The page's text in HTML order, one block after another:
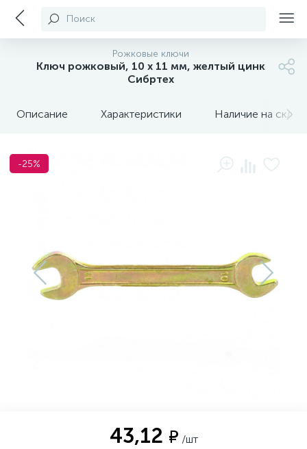
Поиск
Рожковые ключи
Ключ рожковый, 10 х 11 мм, желтый цинк
Сибртех
Описание Характеристики Наличие на
-25%
43,12 ₽ /шт